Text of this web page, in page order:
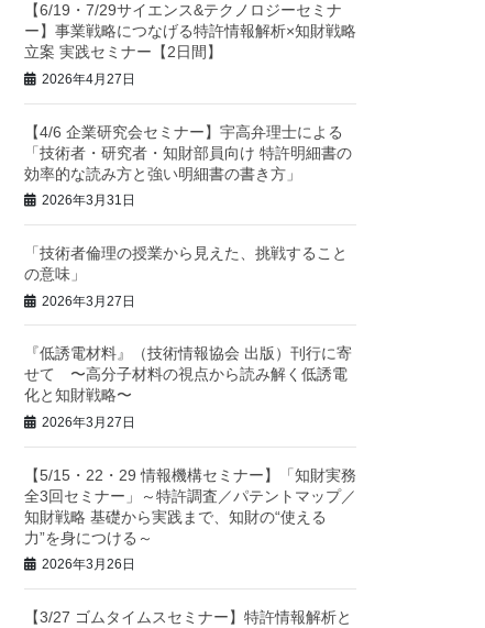
【6/19・7/29サイエンス&テクノロジーセミナ
ー】事業戦略につなげる特許情報解析×知財戦略
立案 実践セミナー【2日間】
2026年4月27日
【4/6 企業研究会セミナー】宇高弁理士による
「技術者・研究者・知財部員向け 特許明細書の
効率的な読み方と強い明細書の書き方」
2026年3月31日
「技術者倫理の授業から見えた、挑戦すること
の意味」
2026年3月27日
『低誘電材料』（技術情報協会 出版）刊行に寄
せて 〜高分子材料の視点から読み解く低誘電
化と知財戦略〜
2026年3月27日
【5/15・22・29 情報機構セミナー】「知財実務
全3回セミナー」～特許調査／パテントマップ／
知財戦略 基礎から実践まで、知財の“使える
力”を身につける～
2026年3月26日
【3/27 ゴムタイムスセミナー】特許情報解析と